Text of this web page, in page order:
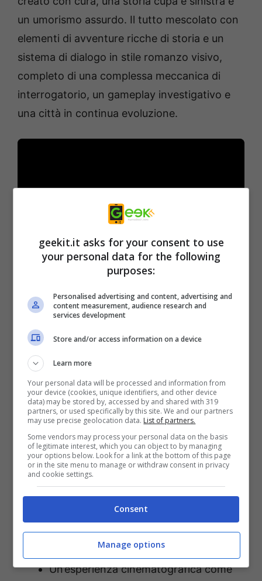
un umorismo assurdo. Il tutto mescolato con
elementi di avventure ricche di storia e un
sistema di dialogo in stile romanzo visivo,
completo di una complessa meccanica di
interrogatorio, un gameplay investigativo e
una città in continua evoluzione.
Informazioni su Chicken Police – Paint It Red
Chicken Police–Paint it Redè un gioco
ricco di storie e dialoghi che combina
elementi del romanzo visivo e dei generi di
avventura classici. Ci saranno più di 30
personaggi con cui parlare, alcuni dei quali
richiederanno di applicare feroci tattiche di
interrogatorio. Raccogli tonnellate di indizi,
prove e informazioni personali sensibili dai
loschi personaggi di Clawville da usare
spietatamente contro di loro!
Una trama avvincente e ricca
Un’esperienza cinematografica come
geekit.it asks for your consent to use
your personal data for the following
purposes:
Personalised advertising and content, advertising and
content measurement, audience research and
services development
Store and/or access information on a device
Learn more
Your personal data will be processed and information from
your device (cookies, unique identifiers, and other device
data) may be stored by, accessed by and shared with 319
partners, or used specifically by this site. We and our partners
may use precise geolocation data. List of partners.
Some vendors may process your personal data on the basis
of legitimate interest, which you can object to by managing
your options below. Look for a link at the bottom of this page
or in the site menu to manage or withdraw consent in privacy
and cookie settings.
Consent
Manage options